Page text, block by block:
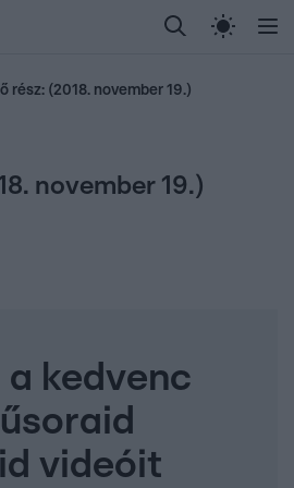
Randi Celeb vagyok,
Most Wanted Gallusz
rész: (2018. november 19.)
november 19.)
a kedvenc
videóit